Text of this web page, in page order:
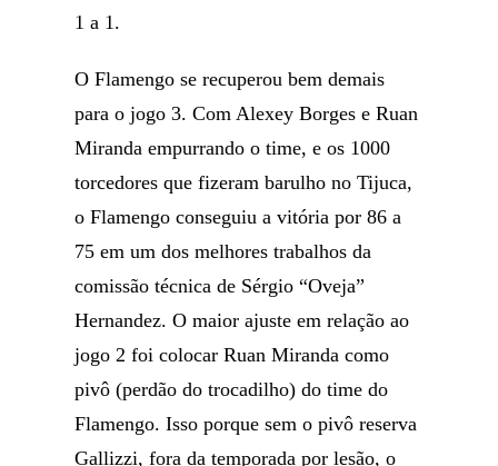
1 a 1.
O Flamengo se recuperou bem demais
para o jogo 3. Com Alexey Borges e Ruan
Miranda empurrando o time, e os 1000
torcedores que fizeram barulho no Tijuca,
o Flamengo conseguiu a vitória por 86 a
75 em um dos melhores trabalhos da
comissão técnica de Sérgio “Oveja”
Hernandez. O maior ajuste em relação ao
jogo 2 foi colocar Ruan Miranda como
pivô (perdão do trocadilho) do time do
Flamengo. Isso porque sem o pivô reserva
Gallizzi, fora da temporada por lesão, o